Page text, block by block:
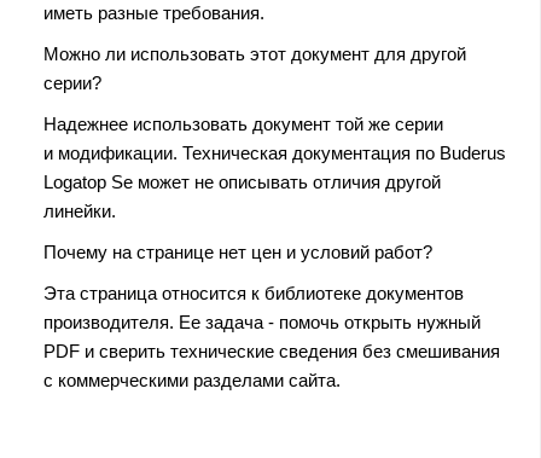
иметь разные требования.
Можно ли использовать этот документ для другой
серии?
Надежнее использовать документ той же серии
и модификации. Техническая документация по Buderus
Logatop Se может не описывать отличия другой
линейки.
Почему на странице нет цен и условий работ?
Эта страница относится к библиотеке документов
производителя. Ее задача - помочь открыть нужный
PDF и сверить технические сведения без смешивания
с коммерческими разделами сайта.